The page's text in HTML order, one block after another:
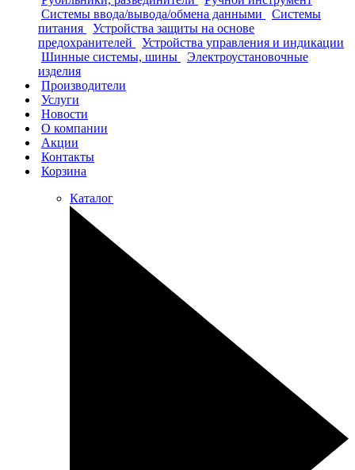
Системы ввода/вывода/обмена данными
Системы
питания
Устройства защиты на основе
предохранителей
Устройства управления и индикации
Шинные системы, шины
Электроустановочные
изделия
Производители
Услуги
Новости
О компании
Акции
Контакты
Корзина
Каталог